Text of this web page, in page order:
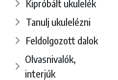
Kipróbált ukulelék
Tanulj ukulelézni
Feldolgozott dalok
Olvasnivalók,
interjúk